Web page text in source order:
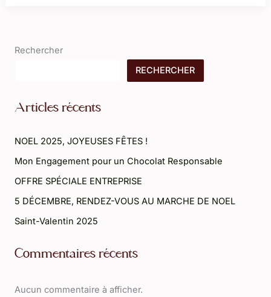
Rechercher
RECHERCHER
Articles récents
NOEL 2025, JOYEUSES FÊTES !
Mon Engagement pour un Chocolat Responsable
OFFRE SPÉCIALE ENTREPRISE
5 DÉCEMBRE, RENDEZ-VOUS AU MARCHE DE NOEL
Saint-Valentin 2025
Commentaires récents
Aucun commentaire à afficher.